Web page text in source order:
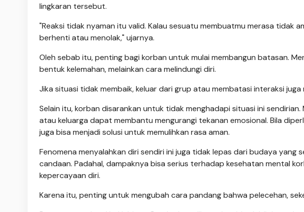
lingkaran tersebut.
"Reaksi tidak nyaman itu valid. Kalau sesuatu membuatmu merasa tidak
berhenti atau menolak," ujarnya.
Oleh sebab itu, penting bagi korban untuk mulai membangun batasan.
bentuk kelemahan, melainkan cara melindungi diri.
Jika situasi tidak membaik, keluar dari grup atau membatasi interaksi juga
Selain itu, korban disarankan untuk tidak menghadapi situasi ini
atau keluarga dapat membantu mengurangi tekanan emosional. Bila
juga bisa menjadi solusi untuk memulihkan rasa aman.
Fenomena menyalahkan diri sendiri ini juga tidak lepas dari budaya yang
candaan. Padahal, dampaknya bisa serius terhadap kesehatan mental
kepercayaan diri.
Karena itu, penting untuk mengubah cara pandang bahwa pelecehan,